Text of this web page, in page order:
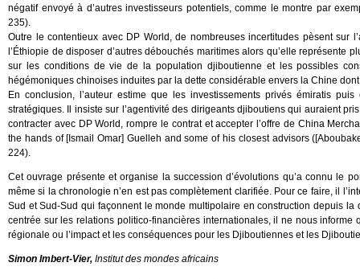
négatif envoyé à d’autres investisseurs potentiels, comme le montre par
235).
Outre le contentieux avec DP World, de nombreuses incertitudes pèsent sur
l’Éthiopie de disposer d’autres débouchés maritimes alors qu’elle
sur les conditions de vie de la population djiboutienne et les possibles
hégémoniques chinoises induites par la dette considérable envers la Chine
En conclusion, l’auteur estime que les investissements privés émiratis
stratégiques. Il insiste sur l’agentivité des dirigeants djiboutiens qui auraient
contracter avec DP World, rompre le contrat et accepter l’offre de China
the hands of [Ismail Omar] Guelleh and some of his closest advisors
224).
Cet ouvrage présente et organise la succession d’évolutions qu’a connu le
même si la chronologie n’en est pas complètement clarifiée. Pour ce faire, il
Sud et Sud-Sud qui façonnent le monde multipolaire en construction depuis
centrée sur les relations politico-financières internationales, il ne nous
régionale ou l’impact et les conséquences pour les Djiboutiennes et les
Simon Imbert-Vier, Institut des mondes africains